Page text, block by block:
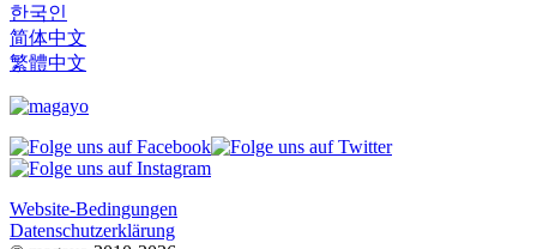
한국인
简体中文
繁體中文
Website-Bedingungen
Datenschutzerklärung